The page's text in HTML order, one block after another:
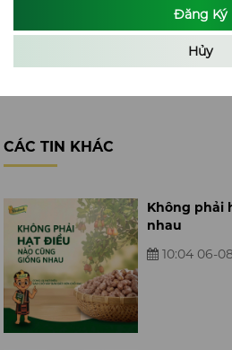
Với những ai yêu thích vị béo bùi tự
điều rang củi Hải Bình Gia Lai là
CÁC TIN KHÁC
Không phải
nhau
10:04 06-
Đăng Ký
Hủy